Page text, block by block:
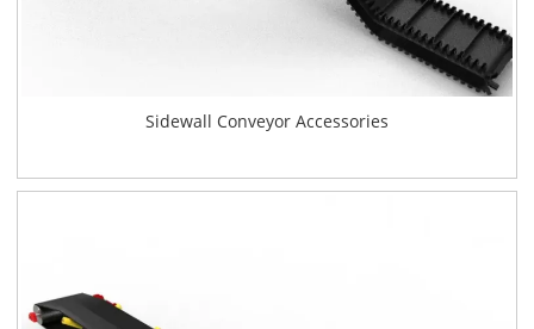
Sidewall Conveyor Accessories